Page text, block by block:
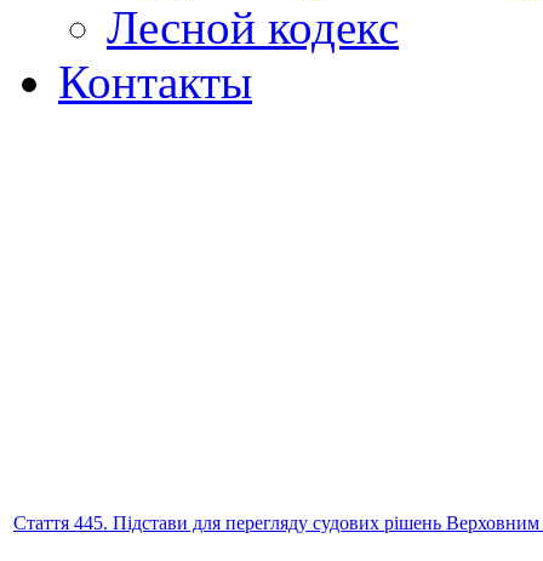
Лесной кодекс
Контакты
Стаття 445. Підстави для перегляду судових рішень